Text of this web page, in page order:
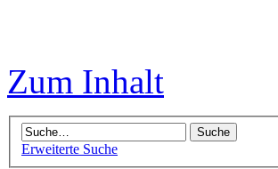
Zum Inhalt
Erweiterte Suche